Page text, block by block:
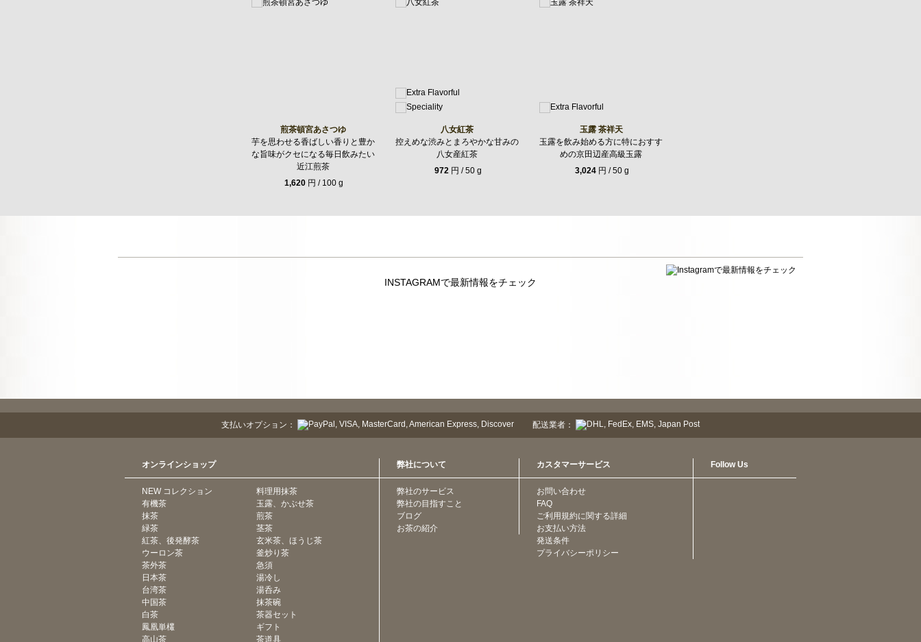
煎茶頓宮あさつゆ
芋を思わせる香ばしい香りと豊か
な旨味がクセになる毎日飲みたい
近江煎茶
1,620 円 / 100 g
八女紅茶
控えめな渋みとまろやかな甘みの
八女産紅茶
972円 / 50 g
玉露 茶祥天
玉露を飲み始める方に特におすす
めの京田辺産高級玉露
3,024円 / 50 g
INSTAGRAMで最新情報をチェック
支払いオプション： 配送業者：
オンラインショップ
NEW コレクション
有機茶
抹茶
緑茶
紅茶、後発酵茶
ウーロン茶
茶外茶
日本茶
台湾茶
中国茶
白茶
鳳凰単欉
高山茶
料理用抹茶
玉露、かぶせ茶
煎茶
茎茶
玄米茶、ほうじ茶
釜炒り茶
急須
湯冷し
湯呑み
抹茶碗
茶器セット
ギフト
茶道具
弊社について
弊社のサービス
弊社の目指すこと
ブログ
お茶の紹介
カスタマーサービス
お問い合わせ
FAQ
ご利用規約に関する詳細
お支払い方法
発送条件
プライバシーポリシー
Follow Us